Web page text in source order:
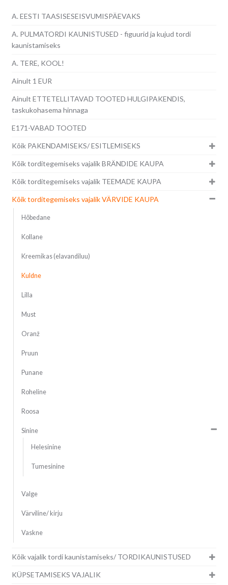
A. EESTI TAASISESEISVUMISPÄEVAKS
A. PULMATORDI KAUNISTUSED - figuurid ja kujud tordi
kaunistamiseks
A. TERE, KOOL!
Ainult 1 EUR
Ainult ETTETELLITAVAD TOOTED HULGIPAKENDIS,
taskukohasema hinnaga
E171-VABAD TOOTED
Kõik PAKENDAMISEKS/ ESITLEMISEKS
Kõik torditegemiseks vajalik BRÄNDIDE KAUPA
Kõik torditegemiseks vajalik TEEMADE KAUPA
Kõik torditegemiseks vajalik VÄRVIDE KAUPA
Hõbedane
Kollane
Kreemikas (elavandiluu)
Kuldne
Lilla
Must
Oranž
Pruun
Punane
Roheline
Roosa
Sinine
Helesinine
Tumesinine
Valge
Värviline/ kirju
Vaskne
Kõik vajalik tordi kaunistamiseks/ TORDIKAUNISTUSED
KÜPSETAMISEKS VAJALIK